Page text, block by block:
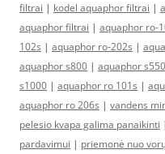
filtrai | kodel aquaphor filtrai |
aquaphor filtrai | aquaphor ro-
102s | aquaphor ro-202s |
aquaphor s800 | aquaphor s550
s1000 | aquaphor ro 101s |
aquaphor ro 206s | vandens
pelesio kvapa galima panaikinti
pardavimui | priemonė nuo